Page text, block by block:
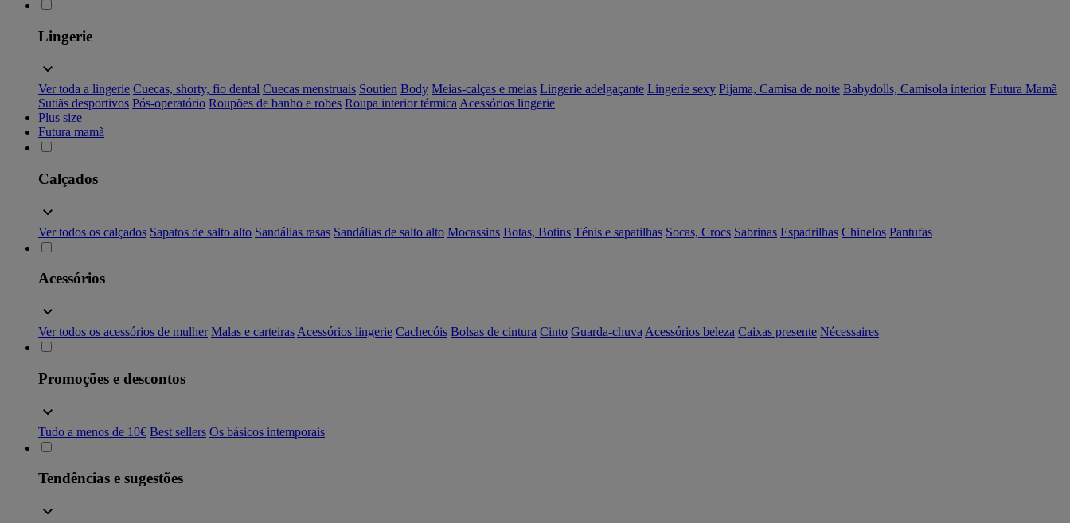
Lingerie
Ver toda a lingerie Cuecas, shorty, fio dental Cuecas menstruais Soutien Body Meias-calças e meias Lingerie adelgaçante Lingerie sexy Pijama, Camisa de noite Babydolls, Camisola interior Futura Mamã
Sutiãs desportivos Pós-operatório Roupões de banho e robes Roupa interior térmica Acessórios lingerie
Plus size
Futura mamã
Calçados
Ver todos os calçados Sapatos de salto alto Sandálias rasas Sandálias de salto alto Mocassins Botas, Botins Ténis e sapatilhas Socas, Crocs Sabrinas Espadrilhas Chinelos Pantufas
Acessórios
Ver todos os acessórios de mulher Malas e carteiras Acessórios lingerie Cachecóis Bolsas de cintura Cinto Guarda-chuva Acessórios beleza Caixas presente Nécessaires
Promoções e descontos
Tudo a menos de 10€ Best sellers Os básicos intemporais
Tendências e sugestões